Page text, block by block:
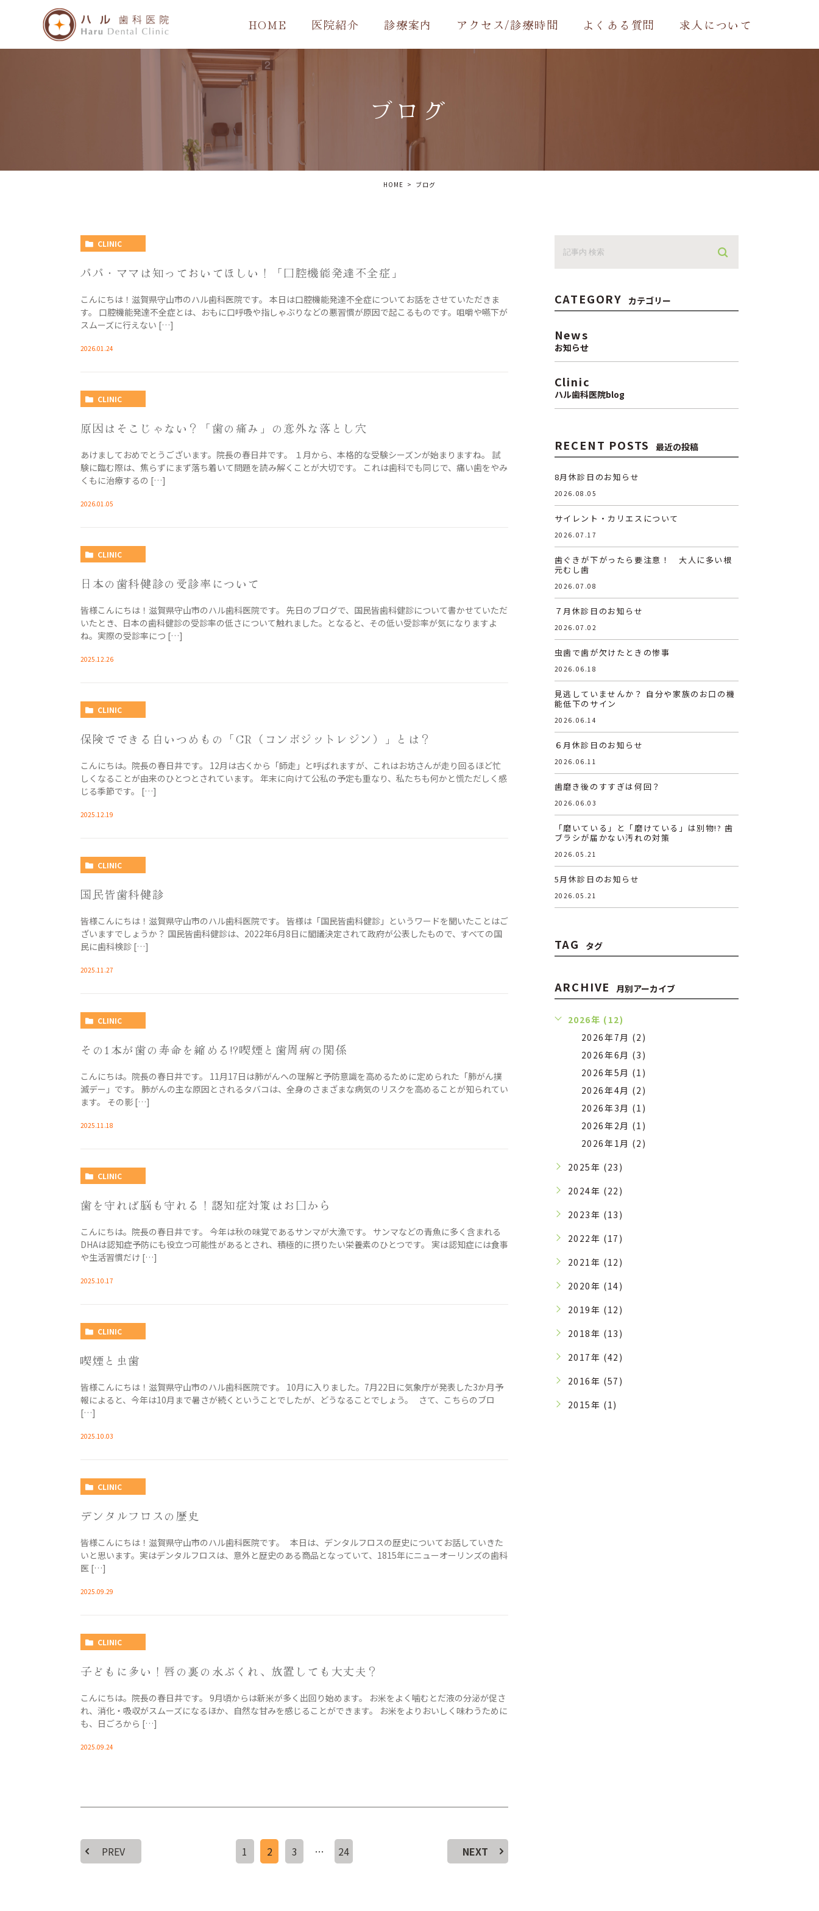
HOME 医院紹介 診療案内 アクセス/診療時間 よくある質問 求人について
ブログ
HOME ブログ
CLINIC
パパ・ママは知っておいてほしい！「口腔機能発達不全症」
こんにちは！滋賀県守山市のハル歯科医院です。 本日は口腔機能発達不全症についてお話をさせていただきま
す。 口腔機能発達不全症とは、おもに口呼吸や指しゃぶりなどの悪習慣が原因で起こるものです。咀嚼や嚥下が
スムーズに行えない […]
2026.01.24
CLINIC
原因はそこじゃない？「歯の痛み」の意外な落とし穴
あけましておめでとうございます。院長の春日井です。 １月から、本格的な受験シーズンが始まりますね。 試
験に臨む際は、焦らずにまず落ち着いて問題を読み解くことが大切です。 これは歯科でも同じで、痛い歯をやみ
くもに治療するの […]
2026.01.05
CLINIC
日本の歯科健診の受診率について
皆様こんにちは！滋賀県守山市のハル歯科医院です。 先日のブログで、国民皆歯科健診について書かせていただ
いたとき、日本の歯科健診の受診率の低さについて触れました。となると、その低い受診率が気になりますよ
ね。実際の受診率につ […]
2025.12.26
CLINIC
保険でできる白いつめもの「CR（コンポジットレジン）」とは？
こんにちは。院長の春日井です。 12月は古くから「師走」と呼ばれますが、これはお坊さんが走り回るほど忙
しくなることが由来のひとつとされています。 年末に向けて公私の予定も重なり、私たちも何かと慌ただしく感
じる季節です。 […]
2025.12.19
CLINIC
国民皆歯科健診
皆様こんにちは！滋賀県守山市のハル歯科医院です。 皆様は「国民皆歯科健診」というワードを聞いたことはご
ざいますでしょうか？ 国民皆歯科健診は、2022年6月8日に閣議決定されて政府が公表したもので、すべての国
民に歯科検診 […]
2025.11.27
CLINIC
その1本が歯の寿命を縮める!?喫煙と歯周病の関係
こんにちは。院長の春日井です。 11月17日は肺がんへの理解と予防意識を高めるために定められた「肺がん撲
滅デー」です。 肺がんの主な原因とされるタバコは、全身のさまざまな病気のリスクを高めることが知られてい
ます。 その影 […]
2025.11.18
CLINIC
歯を守れば脳も守れる！認知症対策はお口から
こんにちは。院長の春日井です。 今年は秋の味覚であるサンマが大漁です。 サンマなどの青魚に多く含まれる
DHAは認知症予防にも役立つ可能性があるとされ、積極的に摂りたい栄養素のひとつです。 実は認知症には食事
や生活習慣だけ […]
2025.10.17
CLINIC
喫煙と虫歯
皆様こんにちは！滋賀県守山市のハル歯科医院です。 10月に入りました。7月22日に気象庁が発表した3か月予
報によると、今年は10月まで暑さが続くということでしたが、どうなることでしょう。 さて、こちらのブロ
[…]
2025.10.03
CLINIC
デンタルフロスの歴史
皆様こんにちは！滋賀県守山市のハル歯科医院です。 本日は、デンタルフロスの歴史についてお話していきた
いと思います。実はデンタルフロスは、意外と歴史のある商品となっていて、1815年にニューオーリンズの歯科
医 […]
2025.09.29
CLINIC
子どもに多い！唇の裏の水ぶくれ、放置しても大丈夫？
こんにちは。院長の春日井です。 9月頃からは新米が多く出回り始めます。 お米をよく噛むとだ液の分泌が促さ
れ、消化・吸収がスムーズになるほか、自然な甘みを感じることができます。 お米をよりおいしく味わうために
も、日ごろから […]
2025.09.24
PREV 1 2 3 … 24 NEXT
CATEGORY カテゴリー
News
お知らせ
Clinic
ハル歯科医院blog
RECENT POSTS 最近の投稿
8月休診日のお知らせ
2026.08.05
サイレント・カリエスについて
2026.07.17
歯ぐきが下がったら要注意！ 大人に多い根
元むし歯
2026.07.08
７月休診日のお知らせ
2026.07.02
虫歯で歯が欠けたときの惨事
2026.06.18
見逃していませんか？ 自分や家族のお口の機
能低下のサイン
2026.06.14
６月休診日のお知らせ
2026.06.11
歯磨き後のすすぎは何回？
2026.06.03
「磨いている」と「磨けている」は別物!? 歯
ブラシが届かない汚れの対策
2026.05.21
5月休診日のお知らせ
2026.05.21
TAG タグ
ARCHIVE 月別アーカイブ
2026年 (12)
2026年7月 (2)
2026年6月 (3)
2026年5月 (1)
2026年4月 (2)
2026年3月 (1)
2026年2月 (1)
2026年1月 (2)
2025年 (23)
2024年 (22)
2023年 (13)
2022年 (17)
2021年 (12)
2020年 (14)
2019年 (12)
2018年 (13)
2017年 (42)
2016年 (57)
2015年 (1)